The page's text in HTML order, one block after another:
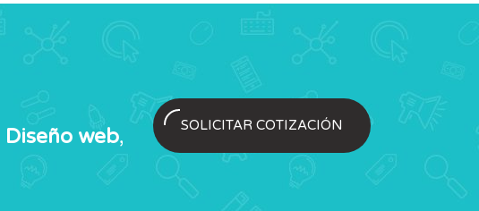
Diseño web,
SOLICITAR COTIZACIÓN